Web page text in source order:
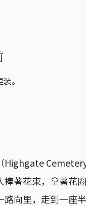
。
Highgate
捧著花束，拿著花
向里，走到一座